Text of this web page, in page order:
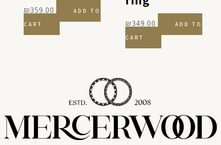
₪359.00
ADD TO
CART
₪349.00
ADD TO
CART